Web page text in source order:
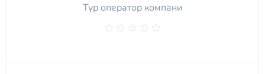
Тур оператор компани